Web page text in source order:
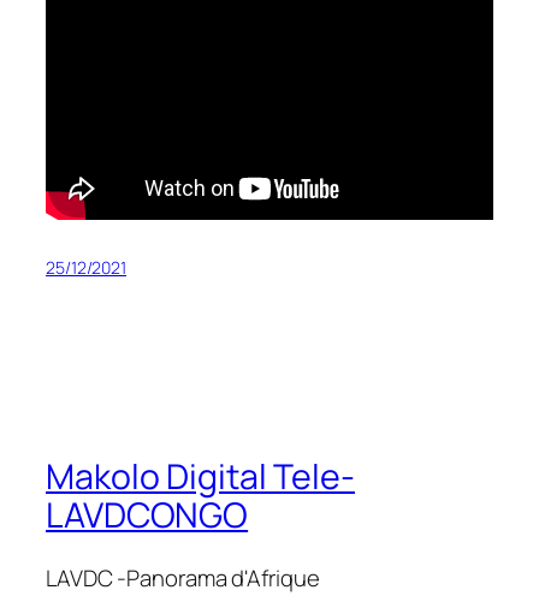
25/12/2021
Makolo Digital Tele-
LAVDCONGO
LAVDC -Panorama d'Afrique